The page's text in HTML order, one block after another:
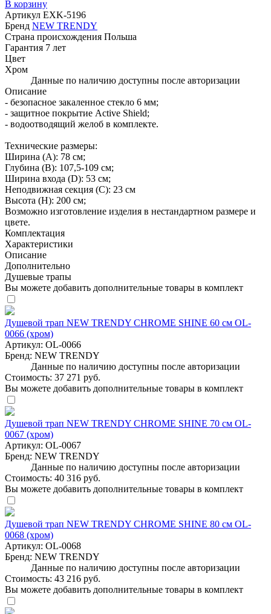
В корзину
Артикул EXK-5196
Бренд NEW TRENDY
Страна происхождения Польша
Гарантия 7 лет
Цвет
Хром
Данные по наличию доступны после авторизации
Описание
- безопасное закаленное стекло 6 мм;
- защитное покрытие Active Shield;
- водоотводящий желоб в комплекте.
Технические размеры:
Ширина (A): 78 см;
Глубина (B): 107,5-109 см;
Ширина входа (D): 53 см;
Неподвижная секция (С): 23 см
Высота (H): 200 см;
Возможно изготовление изделия в нестандартном размере и
цвете.
Комплектация
Характеристики
Описание
Дополнительно
Душевые трапы
Вы можете добавить дополнительные товары в комплект
Душевой трап NEW TRENDY CHROME SHINE 60 см OL-
0066 (хром)
Артикул: OL-0066
Бренд: NEW TRENDY
Данные по наличию доступны после авторизации
Стоимость: 37 271 руб.
Вы можете добавить дополнительные товары в комплект
Душевой трап NEW TRENDY CHROME SHINE 70 см OL-
0067 (хром)
Артикул: OL-0067
Бренд: NEW TRENDY
Данные по наличию доступны после авторизации
Стоимость: 40 316 руб.
Вы можете добавить дополнительные товары в комплект
Душевой трап NEW TRENDY CHROME SHINE 80 см OL-
0068 (хром)
Артикул: OL-0068
Бренд: NEW TRENDY
Данные по наличию доступны после авторизации
Стоимость: 43 216 руб.
Вы можете добавить дополнительные товары в комплект